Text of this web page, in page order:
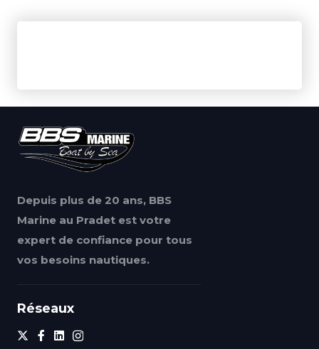
Depuis plus de 20 ans, BBS
Marine au Pradet est votre
expert de confiance pour tous
vos besoins nautiques.
Réseaux